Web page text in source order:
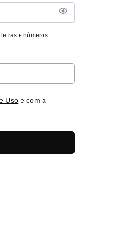
e números
Uso e com a